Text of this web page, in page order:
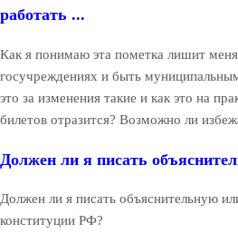
работать ...
Как я понимаю эта пометка лишит меня
госучреждениях и быть
это за изменения такие и как это на
билетов отразится? Возможно ли
Должен ли я писать
Должен ли я писать объяснительную
конституции РФ?